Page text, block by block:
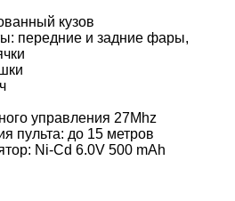
кузов
передние и задние фары,
управления 27Mhz
пульта: до 15 метров
Ni-Cd 6.0V 500 mAh